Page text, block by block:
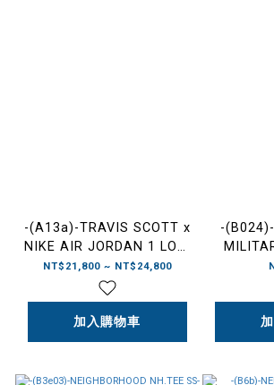
-(A13a)-TRAVIS SCOTT x
NIKE AIR JORDAN 1 LOW
OG "MEDIUM OLIVE" 倒勾
橄欖綠 男段- DM7866 200
NT$21,800 ~ NT$24,800
加入購物車
-
OLIVE
橄欖